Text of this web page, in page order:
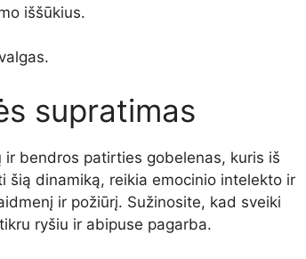
iššūkius.
supratimas
bendros patirties gobelenas, kuris iš
šią dinamiką, reikia emocinio intelekto ir
ir požiūrį. Sužinosite, kad sveiki
ryšiu ir abipuse pagarba.